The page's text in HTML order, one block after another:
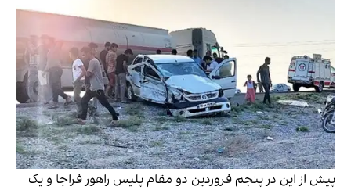
پیش از این در پنجم فروردین دو مقام پلیس راهور فراجا و یک